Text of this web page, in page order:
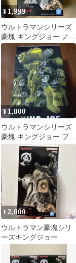
¥ 1,999
ウルトラマンシリーズ
豪塊 キングジョー ノー
マル メタリックver.
¥1,800
ウルトラマンシリーズ
豪塊 キングジョー フィ
ギュア Bマットカラー
¥2,000
ウルトラマン豪塊シリ
ーズキングジョー